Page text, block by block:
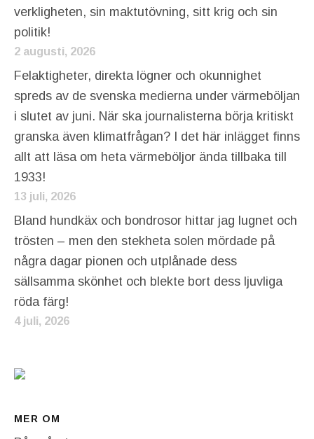
verkligheten, sin maktutövning, sitt krig och sin
politik!
2 augusti, 2026
Felaktigheter, direkta lögner och okunnighet
spreds av de svenska medierna under värmeböljan
i slutet av juni. När ska journalisterna börja kritiskt
granska även klimatfrågan? I det här inlägget finns
allt att läsa om heta värmeböljor ända tillbaka till
1933!
13 juli, 2026
Bland hundkäx och bondrosor hittar jag lugnet och
trösten – men den stekheta solen mördade på
några dagar pionen och utplånade dess
sällsamma skönhet och blekte bort dess ljuvliga
röda färg!
4 juli, 2026
MER OM